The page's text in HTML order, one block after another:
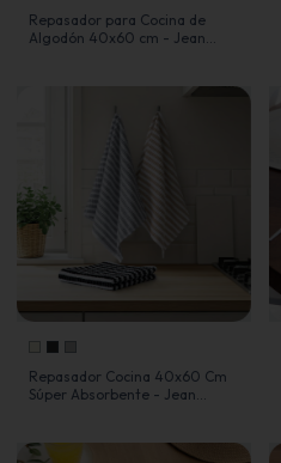
Repasador para Cocina de
Algodón 40x60 cm - Jean
Repasador Cocina 40x60 Cm
Súper Absorbente - Jean